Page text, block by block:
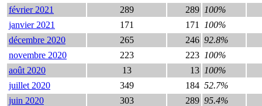
février 2021
289 289 100%
janvier 2021
171 171
100%
décembre 2020
265 246 92.8%
novembre 2020
223 223 100%
août 2020
13 13 100%
juillet 2020
349 184 52.7%
juin 2020
303 289 95.4%